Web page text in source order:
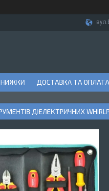
ДОСТАВКА ТА ОПЛАТА
ДІЕЛЕКТРИЧНИХ